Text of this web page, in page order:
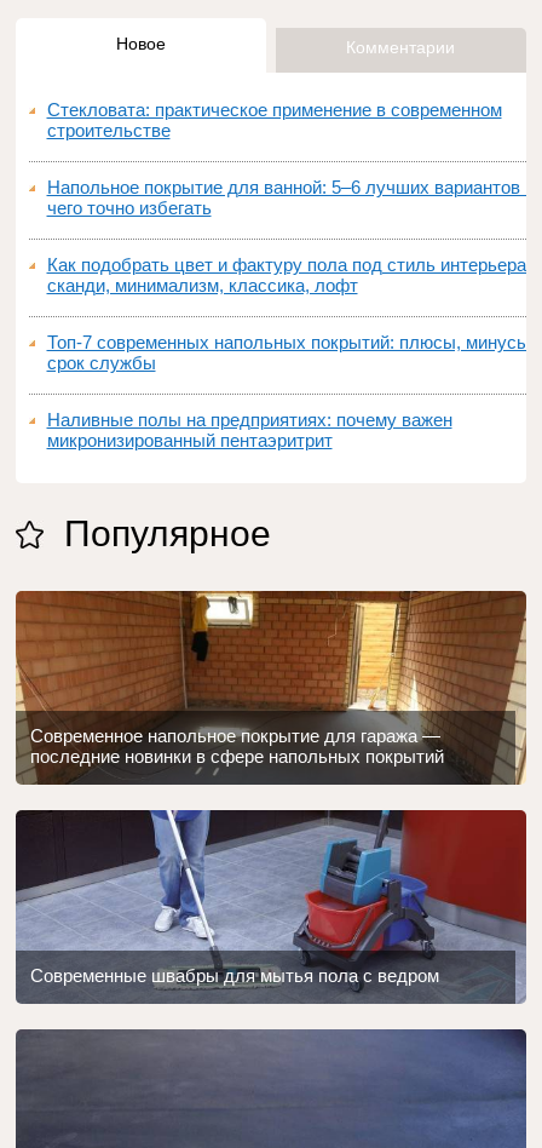
Новое Комментарии
Стекловата: практическое применение в современном
строительстве
Напольное покрытие для ванной: 5–6 лучших вариантов и
чего точно избегать
Как подобрать цвет и фактуру пола под стиль интерьера:
сканди, минимализм, классика, лофт
Топ‑7 современных напольных покрытий: плюсы, минусы,
срок службы
Наливные полы на предприятиях: почему важен
микронизированный пентаэритрит
Популярное
Современное напольное покрытие для гаража —
последние новинки в сфере напольных покрытий
Современные швабры для мытья пола с ведром